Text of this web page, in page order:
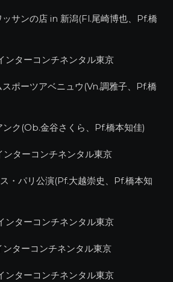
サンの店 in 新潟(Fl.尾崎博也、Pf.橋
ンターコンチネンタル東京
ポーツアベニュウ(Vn.調雅子、Pf.橋
ク(Ob.金谷さくら、Pf.橋本知佳)
ターコンチネンタル東京
・パリ公演(Pf.大越崇史、Pf.橋本知
ンターコンチネンタル東京
ターコンチネンタル東京
ンターコンチネンタル東京